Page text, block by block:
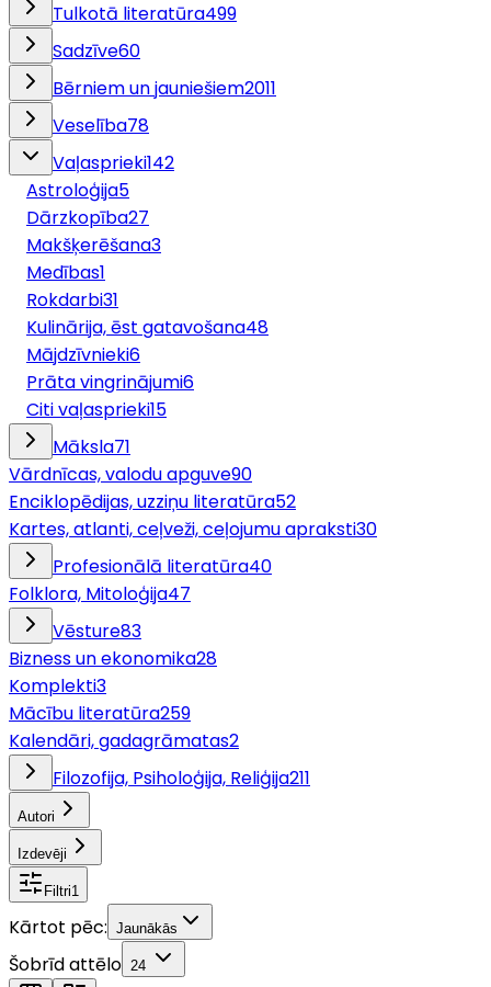
Tulkotā literatūra499
Sadzīve60
Bērniem un jauniešiem2011
Veselība78
Vaļasprieki142
Astroloģija5
Dārzkopība27
Makšķerēšana3
Medības1
Rokdarbi31
Kulinārija, ēst gatavošana48
Mājdzīvnieki6
Prāta vingrinājumi6
Citi vaļasprieki15
Māksla71
Vārdnīcas, valodu apguve90
Enciklopēdijas, uzziņu literatūra52
Kartes, atlanti, ceļveži, ceļojumu apraksti30
Profesionālā literatūra40
Folklora, Mitoloģija47
Vēsture83
Bizness un ekonomika28
Komplekti3
Mācību literatūra259
Kalendāri, gadagrāmatas2
Filozofija, Psiholoģija, Reliģija211
Autori
Izdevēji
Filtri1
Kārtot pēc: Jaunākās
Šobrīd attēlo 24